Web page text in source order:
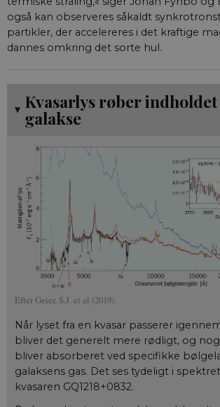
også kan observeres såkaldt
partikler, der accelereres i det kraftige
dannes omkring det sorte hul.
Kvasarlys røber indholdet
galakse
Efter Geier, S.J. et al (2019).
Når lyset fra en kvasar passerer
bliver det generelt mere rødligt, og
bliver absorberet ved specifikke
galaksens gas. Det ses tydeligt i
kvasaren GQ1218+0832.